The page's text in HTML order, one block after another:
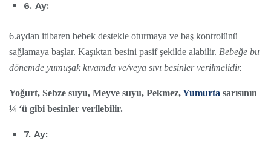
6. Ay:
6.aydan itibaren bebek destekle oturmaya ve baş kontrolünü
sağlamaya başlar. Kaşıktan besini pasif şekilde alabilir. Bebeğe bu
dönemde yumuşak kıvamda ve/veya sıvı besinler verilmelidir.
Yoğurt, Sebze suyu, Meyve suyu, Pekmez,Yumurta sarısının
¼ ‘ü gibi besinler verilebilir.
7. Ay: